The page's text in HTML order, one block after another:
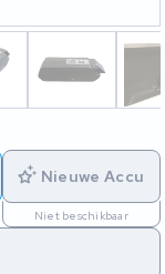
Nieuwe Accu
Niet beschikbaar